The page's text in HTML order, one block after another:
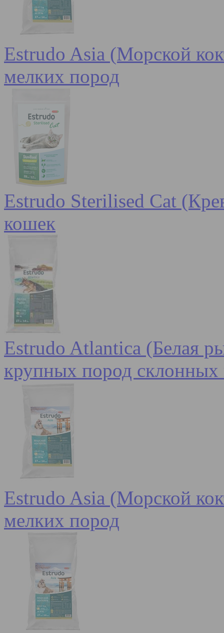
Estrudo Asia (Морской
мелких пород
Estrudo Sterilised Cat
кошек
Estrudo Atlantica (Белая
крупных пород склонных
Estrudo Asia (Морской
мелких пород